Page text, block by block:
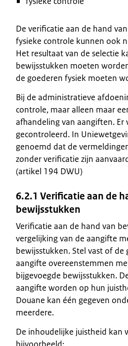
De verificatie aan de hand
fysieke controle kunnen ook
Het resultaat van de selectie
bewijsstukken moeten
de goederen fysiek moeten
Bij de administratieve
controle, maar alleen maar
afhandeling van aangiften.
gecontroleerd. In
genoemd dat de
zonder verificatie zijn
(artikel 194 DWU)
6.2.1 Verificatie aan de
bewijsstukken
Verificatie aan de hand van
vergelijking van de aangifte
bewijsstukken. Stel vast of de
aangifte overeenstemmen
bijgevoegde bewijsstukken.
aangifte worden op hun
Douane kan één gegeven
meerdere.
De inhoudelijke juistheid kan